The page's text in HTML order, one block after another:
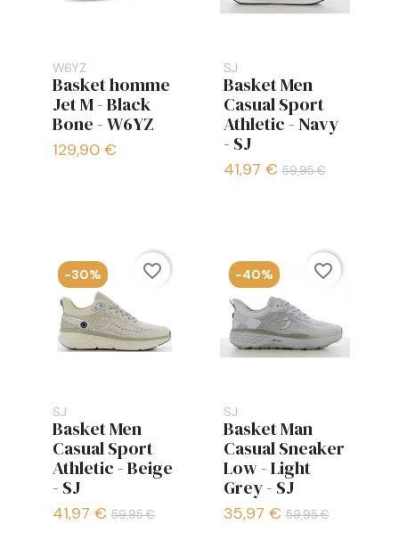
W6YZ
Basket homme
Jet M - Black
Bone - W6YZ
129,90 €
SJ
Basket Men
Casual Sport
Athletic - Navy
- SJ
41,97 €59,95 €
SJ
Basket Men
Casual Sport
Athletic - Beige
- SJ
41,97 € 59,95 €
-30% favorite_border
SJ
Basket Man
Casual Sneaker
Low - Light
Grey - SJ
35,97 €59,95 €
-40% favorite_border